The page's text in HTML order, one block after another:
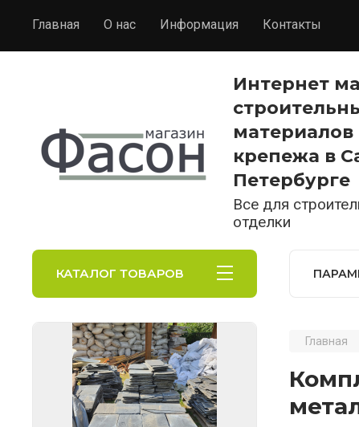
Главная О нас Информация Контакты
Интернет
материалов
крепежа в
Петербурге
Все для
отделки
КАТАЛОГ ТОВАРОВ
Главная